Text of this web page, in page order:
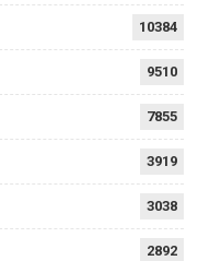
10384
9510
7855
3919
3038
2892